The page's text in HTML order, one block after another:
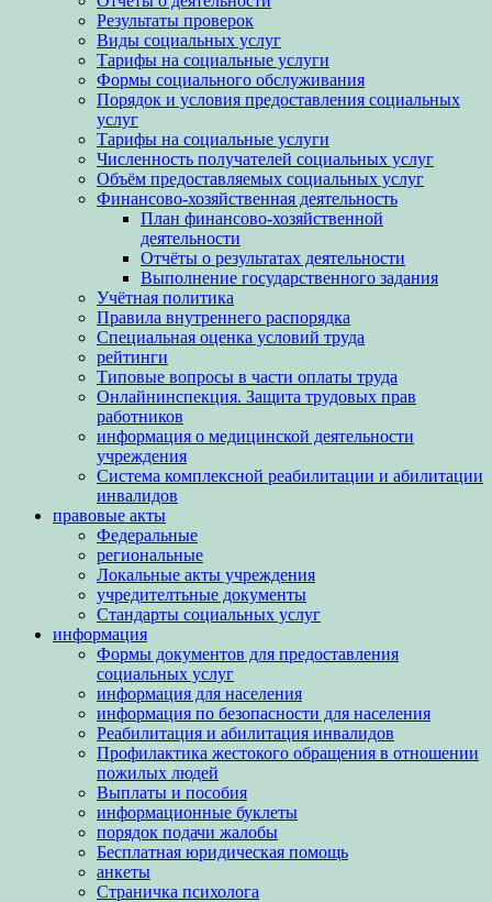
Результаты проверок
Виды социальных услуг
Тарифы на социальные услуги
Формы социального обслуживания
Порядок и условия предоставления социальных
услуг
Тарифы на социальные услуги
Численность получателей социальных услуг
Объём предоставляемых социальных услуг
Финансово-хозяйственная деятельность
План финансово-хозяйственной
деятельности
Отчёты о результатах деятельности
Выполнение государственного задания
Учётная политика
Правила внутреннего распорядка
Специальная оценка условий труда
рейтинги
Типовые вопросы в части оплаты труда
Онлайнинспекция. Защита трудовых прав
работников
информация о медицинской деятельности
учреждения
Система комплексной реабилитации и абилитации
инвалидов
правовые акты
Федеральные
региональные
Локальные акты учреждения
учредителтьные документы
Стандарты социальных услуг
информация
Формы документов для предоставления
социальных услуг
информация для населения
информация по безопасности для населения
Реабилитация и абилитация инвалидов
Профилактика жестокого обращения в отношении
пожилых людей
Выплаты и пособия
информационные буклеты
порядок подачи жалобы
Бесплатная юридическая помощь
анкеты
Страничка психолога